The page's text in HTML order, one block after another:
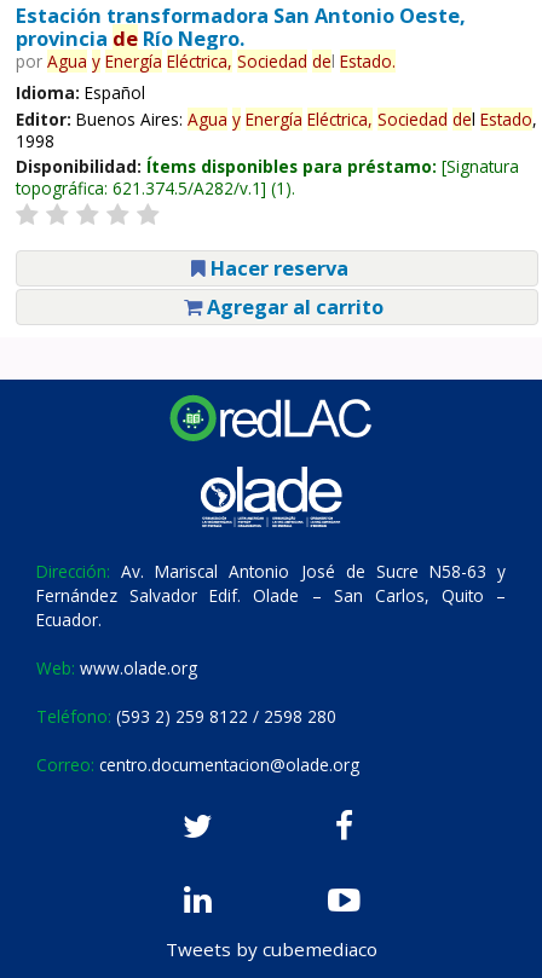
Estación transformadora San Antonio Oeste,
provincia deRío Negro.
por Agua y Energía Eléctrica, Sociedad del Estado.
Idioma: Español
Editor: Buenos Aires: Agua y Energía Eléctrica, Sociedad del Estado,
1998
Disponibilidad: Ítems disponibles para préstamo: Signatura
topográfica: 621.374.5/A282/v.1 (1).
Hacer reserva
Agregar al carrito
Dirección: Av. Mariscal Antonio José de Sucre N58-63 y
Fernández Salvador Edif. Olade – San Carlos, Quito –
Ecuador.
Web: www.olade.org
Teléfono: (593 2) 259 8122 / 2598 280
Correo: centro.documentacion@olade.org
Tweets by cubemediaco